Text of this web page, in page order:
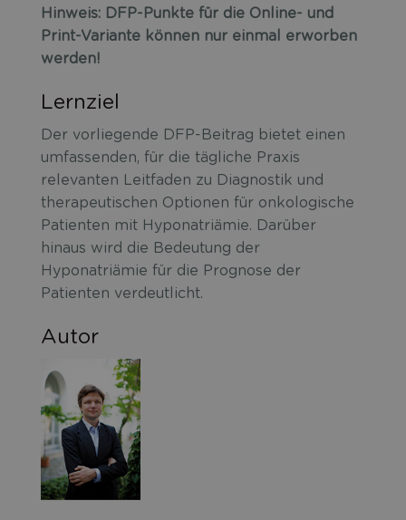
Hinweis: DFP-Punkte für die Online- und
Print-Variante können nur einmal erworben
werden!
Lernziel
Der vorliegende DFP-Beitrag bietet einen
umfassenden, für die tägliche Praxis
relevanten Leitfaden zu Diagnostik und
therapeutischen Optionen für onkologische
Patienten mit Hyponatriämie. Darüber
hinaus wird die Bedeutung der
Hyponatriämie für die Prognose der
Patienten verdeutlicht.
Autor